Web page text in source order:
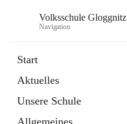
Volksschule Gloggnitz
Navigation
Start
Aktuelles
Unsere Schule
Allgemeines